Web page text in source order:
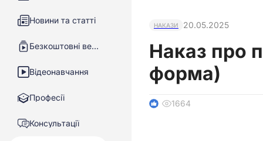
Новини та статті
Безкоштовні вебінари
Відеонавчання
Професії
Консультації
НАКАЗИ 20.05.2025
Наказ про
форма)
1 1664